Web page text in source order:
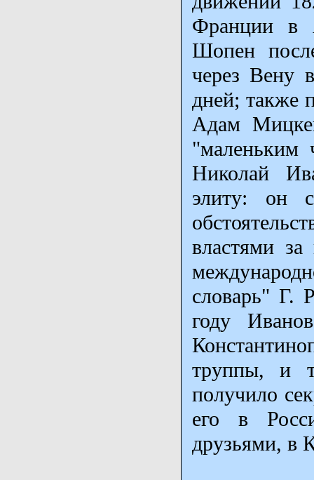
Франции в
Шопен
через Вену
дней; также
Адам
"маленьким
Николай
элиту: он
властями
словарь" Г.
году
труппы, и
получило
его в
друзьями, в